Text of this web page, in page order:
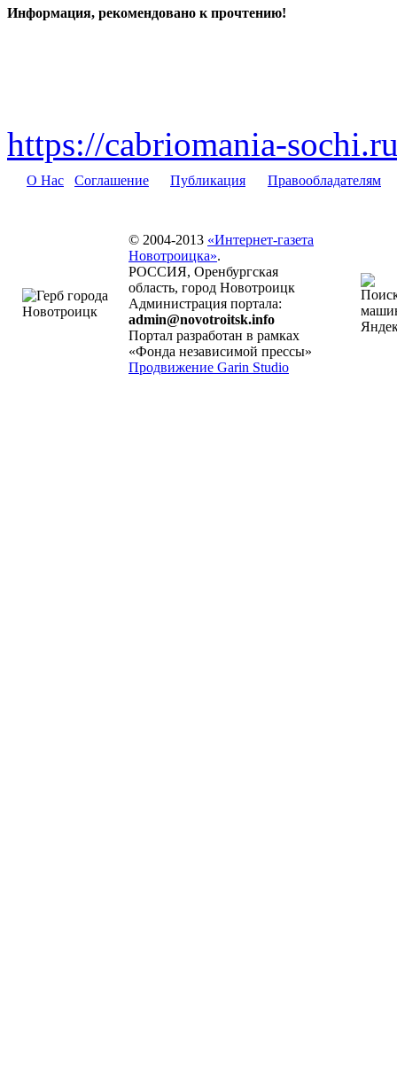
Информация, рекомендовано к прочтению!
https://cabriomania-
О Нас Соглашение Публикация Правообладателям
© 2004-2013 «Интернет-газета
Новотроицка».
РОССИЯ, Оренбургская
область, город Новотроицк
Администрация портала:
admin@novotroitsk.info
Портал разработан в рамках
«Фонда независимой прессы»
Продвижение Garin Studio